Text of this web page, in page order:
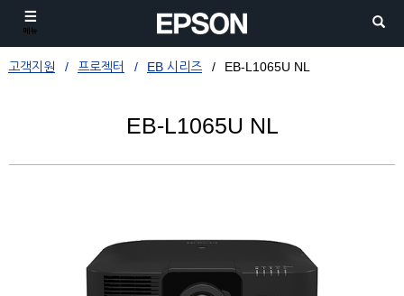
메뉴
고객지원 프로젝터 EB 시리즈 EB-L1065U NL
EB-L1065U NL